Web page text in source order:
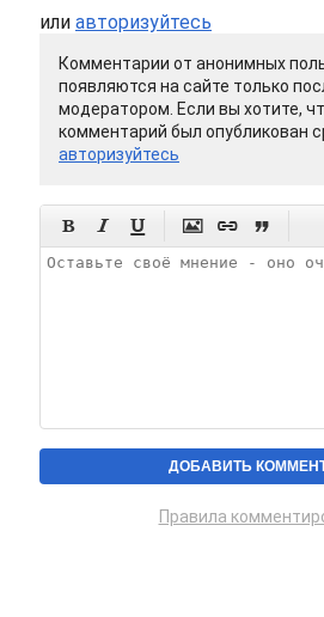
или авторизуйтесь
Комментарии от анонимных
появляются на сайте только
модератором. Если вы хотите,
комментарий был опубликован
авторизуйтесь
     
Правила